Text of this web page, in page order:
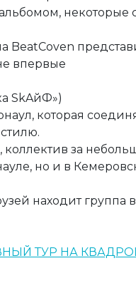
некоторые
BeatCoven
впервые
SkAйФ»)
которая
коллектив за
но и в
находит группа в
ТУР НА